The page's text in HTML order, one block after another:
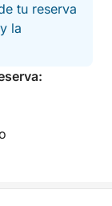
tu reserva
la